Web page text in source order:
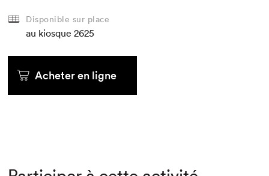
Disponible sur place
au kiosque 2625
Acheter en ligne